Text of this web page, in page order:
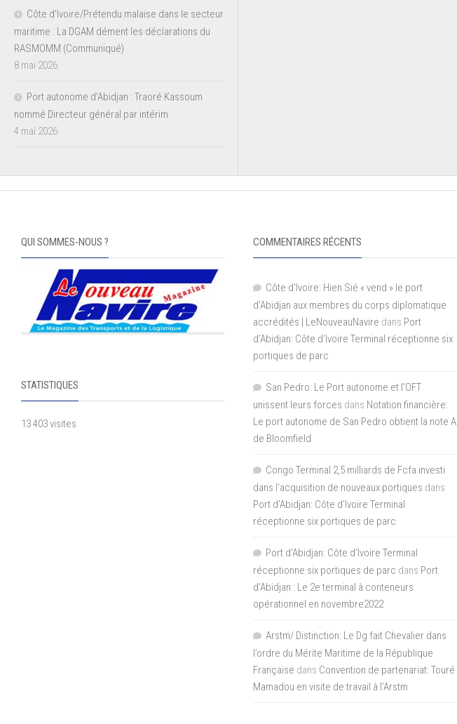
Côte d’Ivoire/Prétendu malaise dans le secteur
maritime : La DGAM dément les déclarations du
RASMOMM (Communiqué)
8 mai 2026
Port autonome d’Abidjan : Traoré Kassoum
nommé Directeur général par intérim
4 mai 2026
QUI SOMMES-NOUS ?
STATISTIQUES
13 403 visites
COMMENTAIRES RÉCENTS
Côte d'Ivoire: Hien Sié « vend » le port
d'Abidjan aux membres du corps diplomatique
accrédités | LeNouveauNavire dans Port
d’Abidjan: Côte d’Ivoire Terminal réceptionne six
portiques de parc
San Pedro: Le Port autonome et l’OFT
unissent leurs forces dans Notation financière:
Le port autonome de San Pedro obtient la note A
de Bloomfield
Congo Terminal 2,5 milliards de Fcfa investi
dans l’acquisition de nouveaux portiques dans
Port d’Abidjan: Côte d’Ivoire Terminal
réceptionne six portiques de parc
Port d'Abidjan: Côte d’Ivoire Terminal
réceptionne six portiques de parc dans Port
d’Abidjan : Le 2e terminal à conteneurs
opérationnel en novembre2022
Arstm/ Distinction: Le Dg fait Chevalier dans
l’ordre du Mérite Maritime de la République
Française dans Convention de partenariat: Touré
Mamadou en visite de travail à l’Arstm